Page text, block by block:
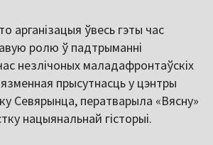
арганізацыя ўвесь гэты час
ролю ў падтрыманні
незлічоных маладафронтаўскіх
прысутнасць у цэнтры
Севярынца, ператварыла «Вясну»
нацыянальнай гісторыі.